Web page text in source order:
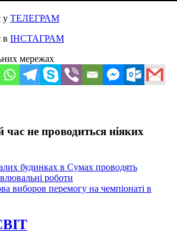
у ТЕЛЕГРАМ
в ІНСТАГРАМ
мережах
час не проводиться ніяких
будинках в Сумах проводять
роботи
виборов перемогу на чемпіонаті в